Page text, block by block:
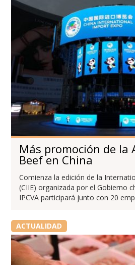
Más promoción de la
Beef en China
Comienza la edición de la
(CIIE) organizada por el Gobierno
IPCVA participará junto con 20
ACTUALIDAD